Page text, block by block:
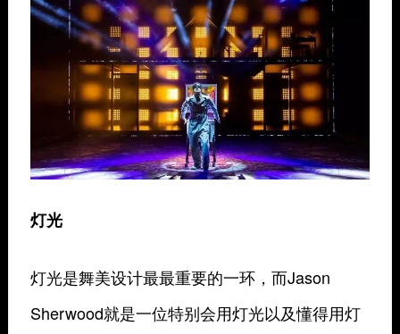
灯光
灯光是舞美设计最最重要的一环，而Jason
Sherwood就是一位特别会用灯光以及懂得用灯